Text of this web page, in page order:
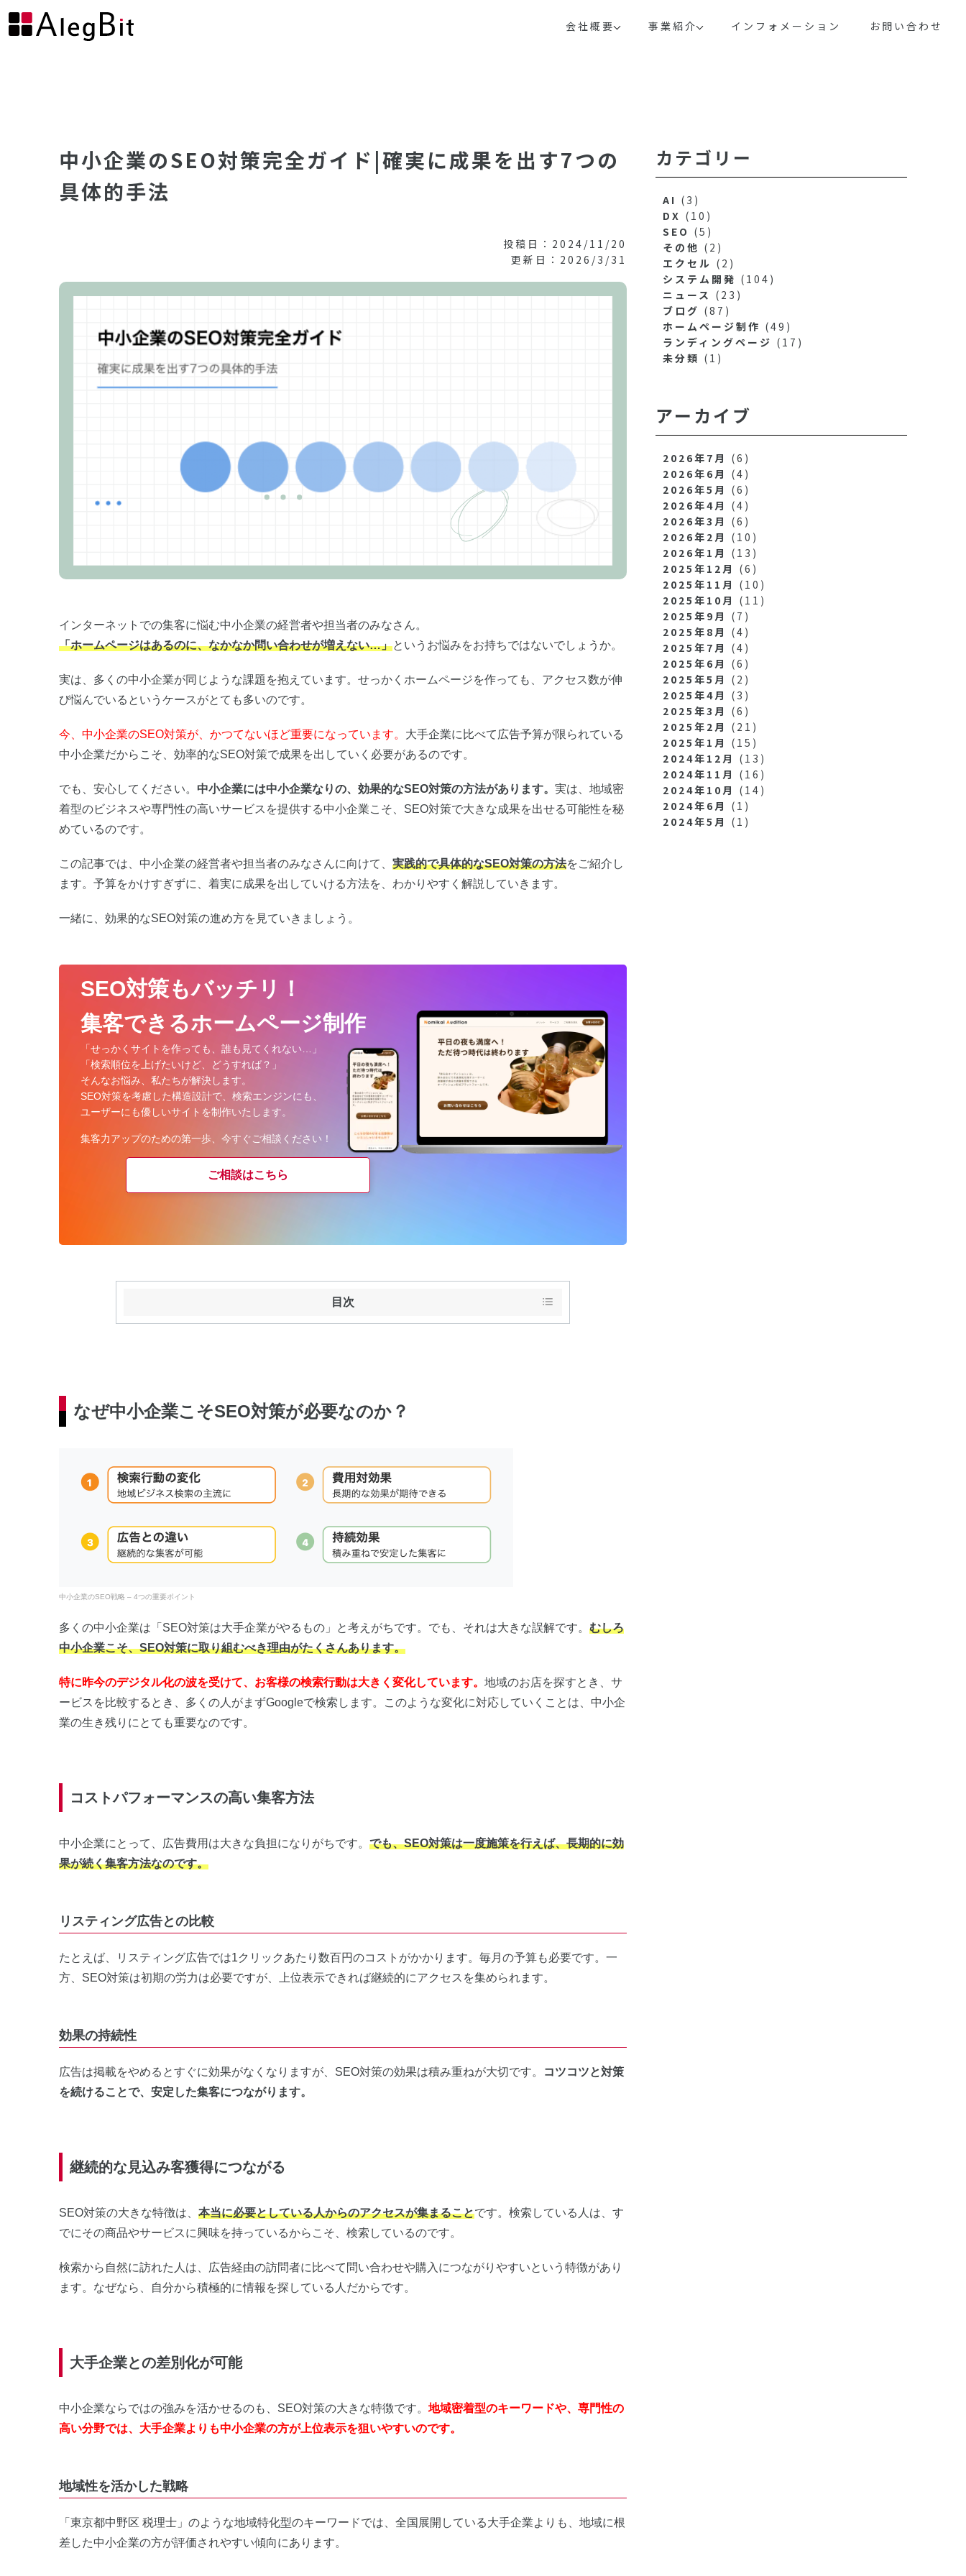
会社概要 事業紹介 インフォメーション お問い合わせ
中小企業のSEO対策完全ガイド|確実に成果を出す7つの
具体的手法
投稿日：2024/11/20
更新日：2026/3/31
インターネットでの集客に悩む中小企業の経営者や担当者のみなさん。
「ホームページはあるのに、なかなか問い合わせが増えない…」というお悩みをお持ちではないでしょうか。
実は、多くの中小企業が同じような課題を抱えています。せっかくホームページを作っても、アクセス数が伸
び悩んでいるというケースがとても多いのです。
今、中小企業のSEO対策が、かつてないほど重要になっています。 大手企業に比べて広告予算が限られている
中小企業だからこそ、効率的なSEO対策で成果を出していく必要があるのです。
でも、安心してください。 中小企業には中小企業なりの、効果的なSEO対策の方法があります。 実は、地域密
着型のビジネスや専門性の高いサービスを提供する中小企業こそ、SEO対策で大きな成果を出せる可能性を秘
めているのです。
この記事では、中小企業の経営者や担当者のみなさんに向けて、 実践的で具体的なSEO対策の方法をご紹介し
ます。予算をかけすぎずに、着実に成果を出していける方法を、わかりやすく解説していきます。
一緒に、効果的なSEO対策の進め方を見ていきましょう。
SEO対策もバッチリ！
集客できるホームページ制作
「せっかくサイトを作っても、 誰も見てくれない…」
「検索順位を上げたいけど、どうすれば？」
そんなお悩み、私たちが解決します。
SEO対策を考慮した構造設計で、 検索エンジンにも、
ユーザーにも優しいサイトを制作いたします。
集客力アップのための第一歩、 今すぐご相談ください！
ご相談はこちら
目次
なぜ中小企業こそSEO対策が必要なのか？
中小企業のSEO戦略 – 4つの重要ポイント
多くの中小企業は「SEO対策は大手企業がやるもの」と考えがちです。でも、それは大きな誤解です。 むしろ
中小企業こそ、SEO対策に取り組むべき理由がたくさんあります。
特に昨今のデジタル化の波を受けて、お客様の検索行動は大きく変化しています。 地域のお店を探すとき、サ
ービスを比較するとき、多くの人がまずGoogleで検索します。このような変化に対応していくことは、中小企
業の生き残りにとても重要なのです。
コストパフォーマンスの高い集客方法
中小企業にとって、広告費用は大きな負担になりがちです。 でも、SEO対策は一度施策を行えば、長期的に効
果が続く集客方法なのです。
リスティング広告との比較
たとえば、リスティング広告では1クリックあたり数百円のコストがかかります。毎月の予算も必要です。一
方、SEO対策は初期の労力は必要ですが、上位表示できれば継続的にアクセスを集められます。
効果の持続性
広告は掲載をやめるとすぐに効果がなくなりますが、SEO対策の効果は積み重ねが大切です。
コツコツと対策
を続けることで、安定した集客につながります。
継続的な見込み客獲得につながる
SEO対策の大きな特徴は、 本当に必要としている人からのアクセスが集まることです。検索している人は、す
でにその商品やサービスに興味を持っているからこそ、検索しているのです。
検索から自然に訪れた人は、広告経由の訪問者に比べて問い合わせや購入につながりやすいという特徴があり
ます。なぜなら、自分から積極的に情報を探している人だからです。
大手企業との差別化が可能
中小企業ならではの強みを活かせるのも、SEO対策の大きな特徴です。 地域密着型のキーワードや、専門性の
高い分野では、大手企業よりも中小企業の方が上位表示を狙いやすいのです。
地域性を活かした戦略
「東京都中野区 税理士」のような地域特化型のキーワードでは、全国展開している大手企業よりも、地域に根
差した中小企業の方が評価されやすい傾向にあります。
カテゴリー
AI (3)
DX (10)
SEO (5)
その他 (2)
エクセル (2)
システム開発 (104)
ニュース (23)
ブログ (87)
ホームページ制作 (49)
ランディングページ (17)
未分類 (1)
アーカイブ
2026年7月 (6)
2026年6月 (4)
2026年5月 (6)
2026年4月 (4)
2026年3月 (6)
2026年2月 (10)
2026年1月 (13)
2025年12月 (6)
2025年11月 (10)
2025年10月 (11)
2025年9月 (7)
2025年8月 (4)
2025年7月 (4)
2025年6月 (6)
2025年5月 (2)
2025年4月 (3)
2025年3月 (6)
2025年2月 (21)
2025年1月 (15)
2024年12月 (13)
2024年11月 (16)
2024年10月 (14)
2024年6月 (1)
2024年5月 (1)